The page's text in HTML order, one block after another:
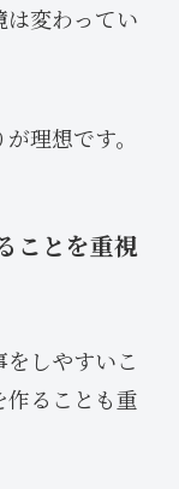
変わってい
理想です。
ことを重視
しやすいこ
作ることも重